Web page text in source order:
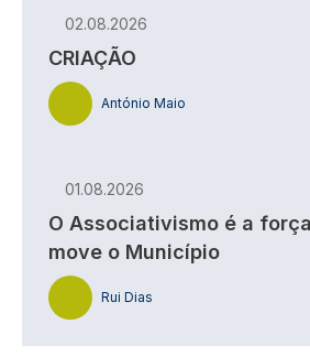
02.08.2026
CRIAÇÃO
António Maio
01.08.2026
O Associativismo é a
move o Município
Rui Dias